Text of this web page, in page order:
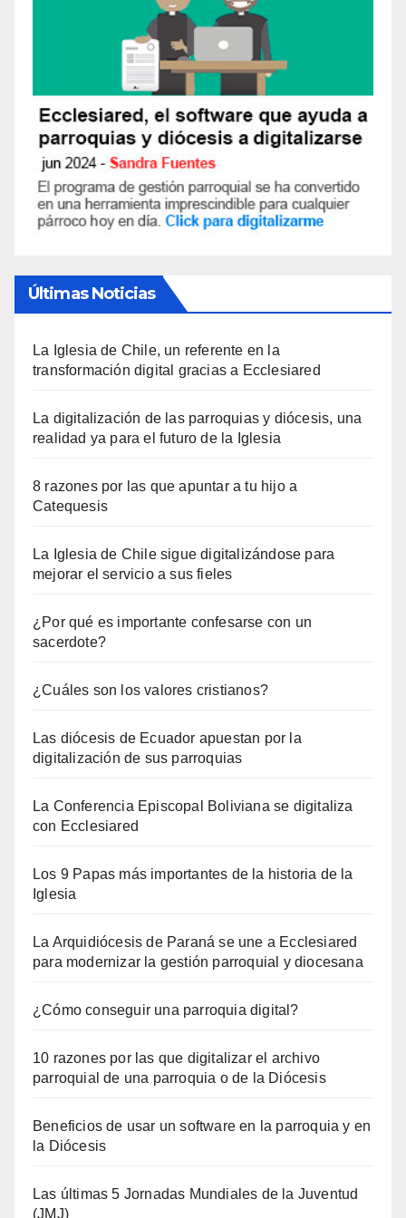
Últimas Noticias
La Iglesia de Chile, un referente en la
transformación digital gracias a Ecclesiared
La digitalización de las parroquias y diócesis, una
realidad ya para el futuro de la Iglesia
8 razones por las que apuntar a tu hijo a
Catequesis
La Iglesia de Chile sigue digitalizándose para
mejorar el servicio a sus fieles
¿Por qué es importante confesarse con un
sacerdote?
¿Cuáles son los valores cristianos?
Las diócesis de Ecuador apuestan por la
digitalización de sus parroquias
La Conferencia Episcopal Boliviana se digitaliza
con Ecclesiared
Los 9 Papas más importantes de la historia de la
Iglesia
La Arquidiócesis de Paraná se une a Ecclesiared
para modernizar la gestión parroquial y diocesana
¿Cómo conseguir una parroquia digital?
10 razones por las que digitalizar el archivo
parroquial de una parroquia o de la Diócesis
Beneficios de usar un software en la parroquia y en
la Diócesis
Las últimas 5 Jornadas Mundiales de la Juventud
(JMJ)